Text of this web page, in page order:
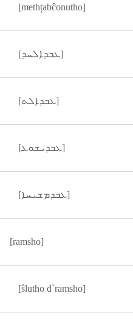
[methțabĉonutho]
[ܥܒܕܐܠܚܕ]
[ܥܒܕܐܠܬ]
[ܥܒܕܝܫܘܥ]
[ܥܒܕܡܫܝܚܐ]
[ramsho]
[ŝlutho d`ramsho]